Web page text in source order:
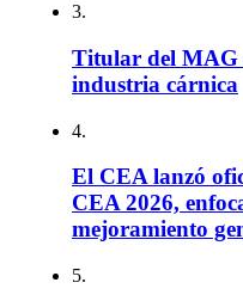
3.
Titular del MAG
industria cárnica
4.
El CEA lanzó
CEA 2026,
mejoramiento
5.